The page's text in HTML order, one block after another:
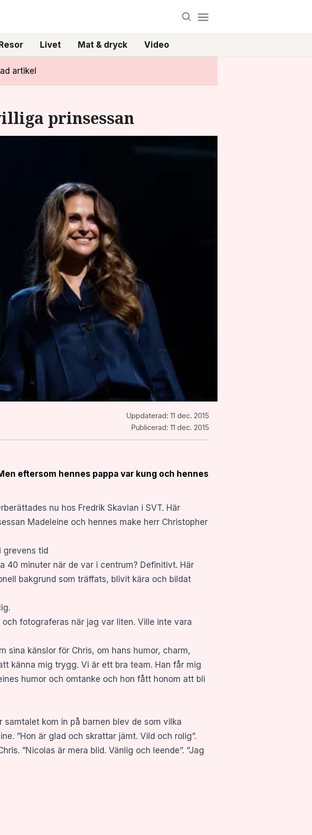
Resor Livet Mat & dryck Video
artikel
prinsessan
Uppdaterad: 11 dec. 2015
Publicerad: 11 dec. 2015
eftersom hennes pappa var kung och hennes
nu hos Fredrik Skavlan i SVT. Här
Madeleine och hennes make herr Christopher
grevens tid
40 minuter när de var i centrum? Definitivt. Här
bakgrund som träffats, blivit kära och bildat
fotograferas när jag var liten. Ville inte vara
sina känslor för Chris, om hans humor, charm,
känna mig trygg. Vi är ett bra team. Han får mig
humor och omtanke och hon fått honom att bli
kom in på barnen blev de som vilka
”Hon är glad och skrattar jämt. Vild och rolig”.
”Nicolas är mera blid. Vänlig och leende”. ”Jag